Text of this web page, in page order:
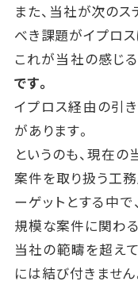
また、当社が次の
べき課題がイプロス
これが当社の感じる
です。
イプロス経由の引
があります。
というのも、現在
案件を取り扱う工務
ーゲットとする中
規模な案件に関わ
当社の範疇を超え
には結び付きませ